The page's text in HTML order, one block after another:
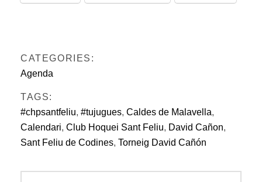
CATEGORIES:
Agenda
TAGS:
#chpsantfeliu, #tujugues, Caldes de Malavella,
Calendari, Club Hoquei Sant Feliu, David Cañon,
Sant Feliu de Codines, Torneig David Cañón